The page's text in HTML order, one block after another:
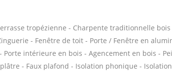
tropézienne - Charpente traditionnelle bois
- Fenêtre de toit - Porte / Fenêtre en
Porte intérieure en bois - Agencement en bois -
- Faux plafond - Isolation phonique -